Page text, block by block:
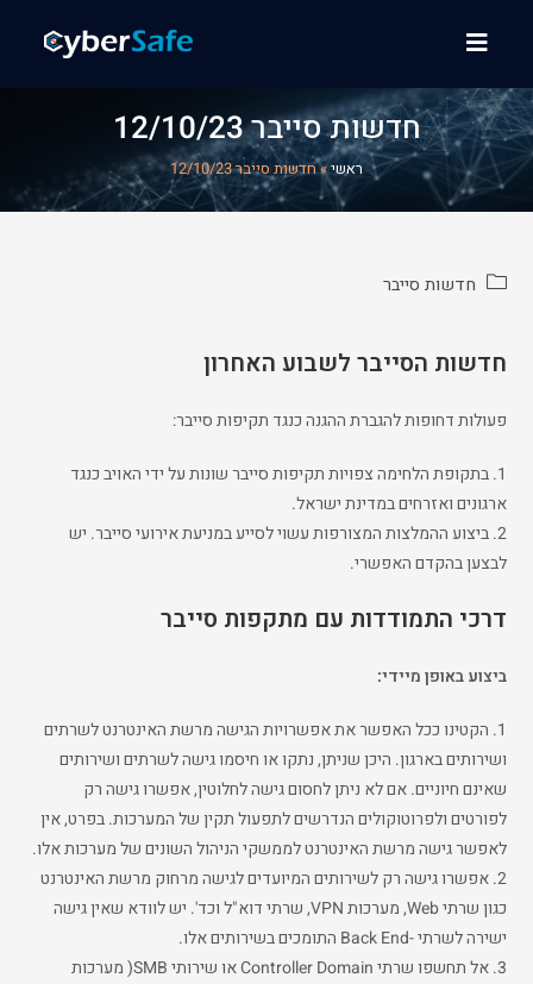
חדשות סייבר 12/10/23
ראשי»חדשות סייבר 12/10/23
חדשות סייבר
חדשות הסייבר לשבוע האחרון
פעולות דחופות להגברת ההגנה כנגד תקיפות סייבר:
1. בתקופת הלחימה צפויות תקיפות סייבר שונות על ידי האויב כנגד
ארגונים ואזרחים במדינת ישראל.
2. ביצוע ההמלצות המצורפות עשוי לסייע במניעת אירועי סייבר. יש
לבצען בהקדם האפשרי.
דרכי התמודדות עם מתקפות סייבר
ביצוע באופן מיידי:
1. הקטינו ככל האפשר את אפשרויות הגישה מרשת האינטרנט לשרתים
ושירותים בארגון. היכן שניתן, נתקו או חיסמו גישה לשרתים ושירותים
שאינם חיוניים. אם לא ניתן לחסום גישה לחלוטין, אפשרו גישה רק
לפורטים ולפרוטוקולים הנדרשים לתפעול תקין של המערכות. בפרט, אין
לאפשר גישה מרשת האינטרנט לממשקי הניהול השונים של מערכות אלו.
2. אפשרו גישה רק לשירותים המיועדים לגישה מרחוק מרשת האינטרנט
כגון שרתי Web, מערכות VPN, שרתי דוא"ל וכד'. יש לוודא שאין גישה
ישירה לשרתי -Back End התומכים בשירותים אלו.
3. אל תחשפו שרתי Controller Domain או שירותי SMB( מערכות